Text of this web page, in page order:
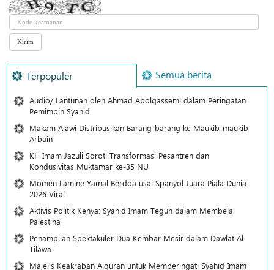
Terpopuler Semua berita
Audio/ Lantunan oleh Ahmad Abolqassemi dalam Peringatan
Pemimpin Syahid
Makam Alawi Distribusikan Barang-barang ke Maukib-maukib
Arbain
KH Imam Jazuli Soroti Transformasi Pesantren dan
Kondusivitas Muktamar ke-35 NU
Momen Lamine Yamal Berdoa usai Spanyol Juara Piala Dunia
2026 Viral
Aktivis Politik Kenya: Syahid Imam Teguh dalam Membela
Palestina
Penampilan Spektakuler Dua Kembar Mesir dalam Dawlat Al
Tilawa
Majelis Keakraban Alquran untuk Memperingati Syahid Imam